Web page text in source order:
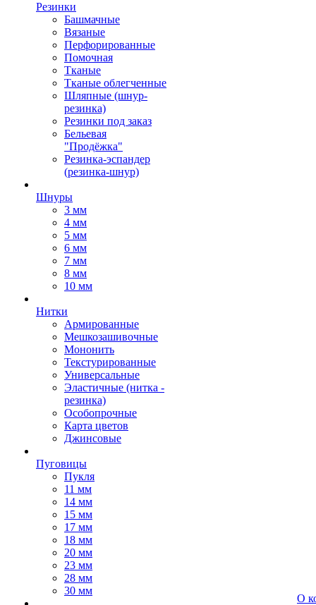
Резинки
Башмачные
Вязаные
Перфорированные
Помочная
Тканые
Тканые облегченные
Шляпные (шнур-
резинка)
Резинки под заказ
Бельевая
"Продёжка"
Резинка-эспандер
(резинка-шнур)
Шнуры
3 мм
4 мм
5 мм
6 мм
7 мм
8 мм
10 мм
Нитки
Армированные
Мешкозашивочные
Мононить
Текстурированные
Универсальные
Эластичные (нитка -
резинка)
Особопрочные
Карта цветов
Джинсовые
Пуговицы
Пукля
11 мм
14 мм
15 мм
17 мм
18 мм
20 мм
23 мм
28 мм
30 мм
О